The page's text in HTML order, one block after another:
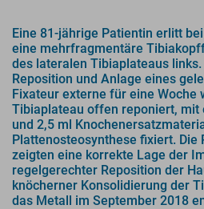
Eine 81-jährige Patientin erlitt
eine mehrfragmentäre
des lateralen Tibiaplateaus
Reposition und Anlage eines
Fixateur externe für eine Woche
Tibiaplateau offen reponiert, mit
und 2,5 ml
Plattenosteosynthese fixiert. Die
zeigten eine korrekte Lage der
regelgerechter Reposition der
knöcherner Konsolidierung der
das Metall im September 2018